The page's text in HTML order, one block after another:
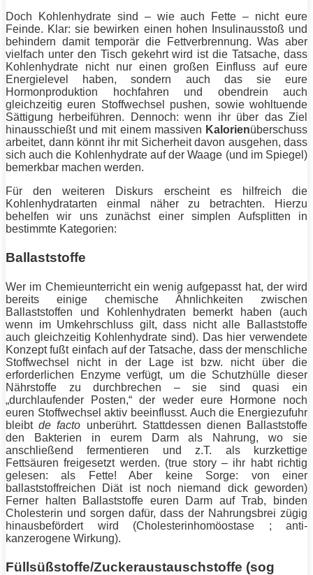
Doch Kohlenhydrate sind – wie auch Fette – nicht eure
Feinde. Klar: sie bewirken einen hohen Insulinausstoß und
behindern damit temporär die Fettverbrennung. Was aber
vielfach unter den Tisch gekehrt wird ist die Tatsache, dass
Kohlenhydrate nicht nur einen großen Einfluss auf eure
Energielevel haben, sondern auch das sie eure
Hormonproduktion hochfahren und obendrein auch
gleichzeitig euren Stoffwechsel
pushen, sowie wohltuende
Sättigung herbeiführen. Dennoch: wenn ihr über das Ziel
hinausschießt und mit einem massiven Kalorienüberschuss
arbeitet, dann könnt ihr mit Sicherheit davon ausgehen, dass
sich auch die Kohlenhydrate auf der Waage (und im Spiegel)
bemerkbar machen werden.
Für den weiteren Diskurs erscheint es hilfreich die
Kohlenhydratarten einmal näher zu betrachten. Hierzu
behelfen wir uns zunächst einer simplen Aufsplitten in
bestimmte Kategorien:
Ballaststoffe
Wer im Chemieunterricht ein wenig aufgepasst hat, der wird
bereits einige chemische Ähnlichkeiten zwischen
Ballaststoffen und Kohlenhydraten bemerkt haben (auch
wenn im Umkehrschluss gilt, dass nicht alle Ballaststoffe
auch gleichzeitig Kohlenhydrate sind). Das hier verwendete
Konzept fußt einfach auf der Tatsache, dass der menschliche
Stoffwechsel
nicht in der Lage ist bzw. nicht über die
erforderlichen Enzyme verfügt, um die Schutzhülle dieser
Nährstoffe zu durchbrechen – sie sind quasi ein
„durchlaufender Posten,“ der weder eure Hormone noch
euren Stoffwechsel aktiv beeinflusst. Auch die Energiezufuhr
bleibtde facto unberührt. Stattdessen dienen Ballaststoffe
den Bakterien in eurem Darm als Nahrung, wo sie
anschließend fermentieren und z.T. als kurzkettige
Fettsäuren freigesetzt werden. (true story – ihr habt richtig
gelesen: als
Fette! Aber keine Sorge: von einer
ballaststoffreichen Diätist noch niemand dick geworden)
Ferner halten Ballaststoffe euren Darm auf Trab, binden
Cholesterin und sorgen dafür, dass der Nahrungsbrei zügig
hinausbefördert wird (Cholesterinhomöostase ; anti-
kanzerogene Wirkung).
Füllsüßstoffe/Zuckeraustauschstoffe (sog